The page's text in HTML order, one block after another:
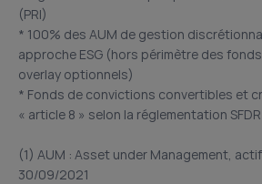
(PRI)
* 100% des AUM de gestion
approche ESG (hors périmètre des
overlay optionnels)
* Fonds de convictions convertibles et
« article 8 » selon la réglementation
(1) AUM : Asset under Management,
30/09/2021